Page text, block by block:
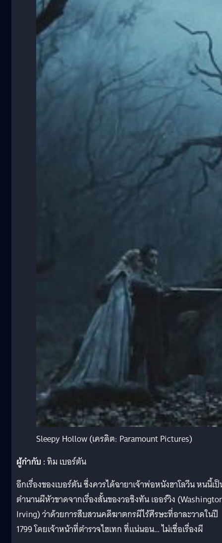
Sleepy Hollow (เครดิต: Paramount Pictures)
ผู้กำกับ :ทิม เบอร์ตัน
อีกเรื่องของเบอร์ตัน ซึ่งควรได้ฉายาเจ้าพ่อหนังฮาโลวีน หนนี้เ
ตำนานผีหัวขาดจากเรื่องสั้นของวอชิงทัน เออร์วิง
Irving) ว่าด้วยการสืบสวนคดีฆาตกรผีไร้ศีรษะที่อาละวาดในปี
1799 โดยเจ้าหน้าที่ตำรวจไฮเทก ที่แน่นอน… ไม่เชื่อเรื่องผี